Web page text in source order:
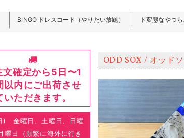
BINGO ドレスコード（やりたい放題） ド変態なやつ
文確定から5日〜1
以内にご出荷させ
いただきます。
) 金曜日、土曜日、日曜
曜日（頻繁に海外に行き
ODD SOX / オッド